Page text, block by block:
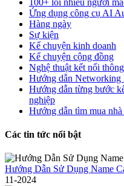
Ứng dụng công cụ AI
Hàng ngày
Sự kiện
Kể chuyện kinh doanh
Kể chuyện cộng đồng
Nghệ thuật kết nối
Hướng dẫn Networking
Hướng dẫn từng bước
nghiệp
Hướng dẫn tìm mua nhà
Các tin tức nổi bật
Hướng Dẫn Sử Dụng Name
11-2024